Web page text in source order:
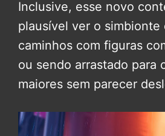
Inclusive, esse novo
plausível ver o simbionte
caminhos com figuras
ou sendo arrastado para
maiores sem parecer